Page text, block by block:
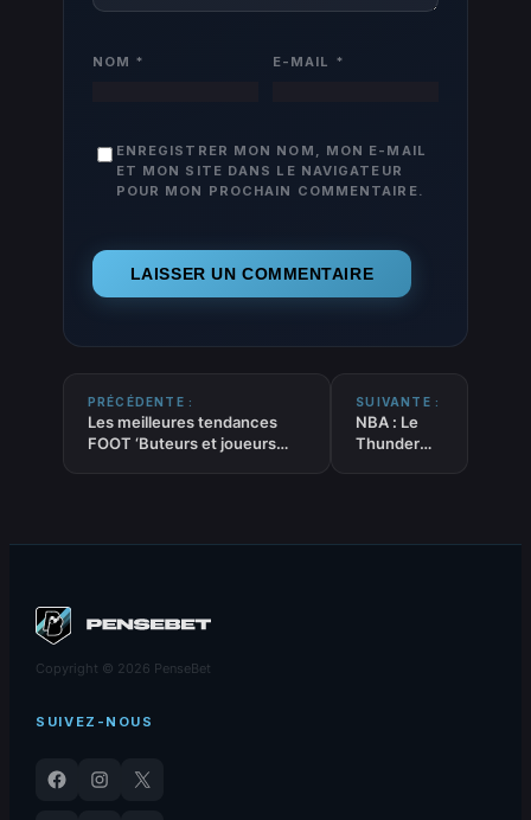
NOM * E-MAIL *
ENREGISTRER MON NOM, MON E-MAIL
ET MON SITE DANS LE NAVIGATEUR
POUR MON PROCHAIN COMMENTAIRE.
PRÉCÉDENTE :
Les meilleures tendances
FOOT ‘Buteurs et joueurs
SUIVANTE :
NBA : Le
Thunder
Copyright © 2026 PenseBet
SUIVEZ-NOUS
Facebook Instagram
X